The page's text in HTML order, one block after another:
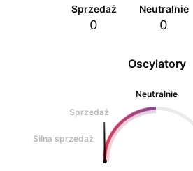
Oscylatory
Neutralnie
Sprzedaż
Silna sprzedaż
Sprzedaż
0
Neutralnie
0